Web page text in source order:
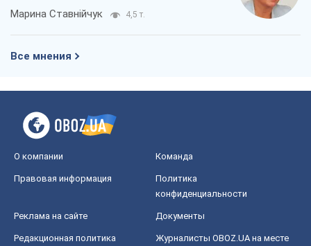
Марина Ставнійчук 4,5 т.
Все мнения
О компании Команда
Правовая информация
Политика
конфиденциальности
Реклама на сайте Документы
Редакционная политика
Журналисты OBOZ.UA на месте